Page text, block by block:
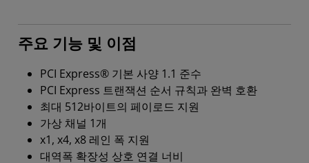
주요 기능 및 이점
PCI Express® 기본 사양 1.1 준수
PCI Express 트랜잭션 순서 규칙과 완벽 호환
최대 512바이트의 페이로드 지원
가상 채널 1개
x1, x4, x8 레인 폭 지원
대역폭 확장성 상호 연결 너비